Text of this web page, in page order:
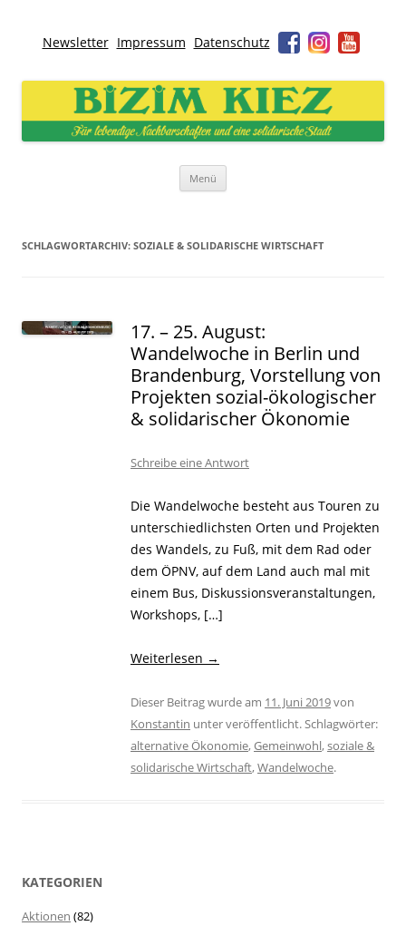
Newsletter Impressum Datenschutz
Bizim Kiez – Unser Kiez
Für lebendige Nachbarschaften und eine solidarische Stadt
Menü
SCHLAGWORTARCHIV: SOZIALE & SOLIDARISCHE WIRTSCHAFT
17. – 25. August:
Wandelwoche in Berlin und
Brandenburg, Vorstellung von
Projekten sozial-ökologischer
& solidarischer Ökonomie
Schreibe eine Antwort
Die Wandelwoche besteht aus Touren zu
unterschiedlichsten Orten und Projekten
des Wandels, zu Fuß, mit dem Rad oder
dem ÖPNV, auf dem Land auch mal mit
einem Bus, Diskussionsveranstaltungen,
Workshops, […]
Weiterlesen →
Dieser Beitrag wurde am 11. Juni 2019von
Konstantin unter veröffentlicht. Schlagwörter:
alternative Ökonomie,Gemeinwohl,soziale &
solidarische Wirtschaft,Wandelwoche.
KATEGORIEN
Aktionen (82)